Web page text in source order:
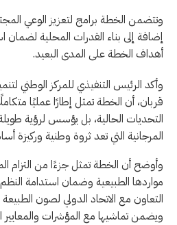
وتتضمن الخطة برامج لتعزيز الوعي
إضافة إلى بناء القدرات المحلية
أهداف الخطة على المدى البعيد.
وأكد الرئيس التنفيذي للمركز الوطني
قربان، أن الخطة تمثل إطارًا عمليًا
التحديات الحالية، بل يؤسس لرؤية
المرجانية التي تعد ثروة وطنية وركيزة
وأوضح أن الخطة تمثل جزءًا من التزام
مواردها الطبيعية وضمان استدامة النظم
التعاون مع الاتحاد الدولي لصون
ويضمن تماشيها مع المؤشرات والمعايير